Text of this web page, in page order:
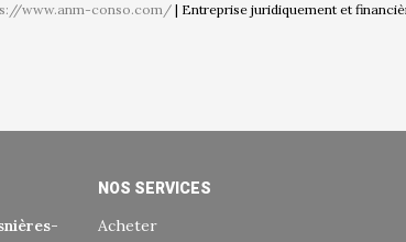
www.anm-conso.com/ | Entreprise juridiquement et
NOS SERVICES
Acheter